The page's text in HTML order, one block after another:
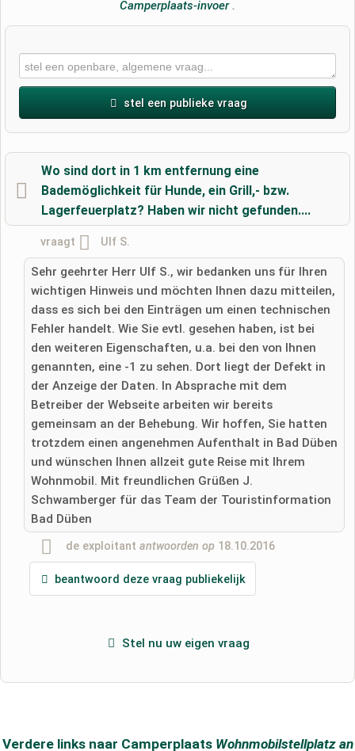
Camperplaats-invoer.
stel een publieke vraag
Achternaam
E-mailadres (wordt niet gepubliceerd)
Ik accepteer hierbij dealgemene voorwaarden.
Ik heb degegevensbeschermingsverklaring gelezen.
stel een publieke vraag Annuleren
Let op: openbare vragen zijnvoor alle bezoekers zichtbaar
Klik hier om een​​individuele vraagte stellen aan de
Camperplaats-invoer
Wo sind dort in 1 km entfernung eine
Bademöglichkeit für Hunde, ein Grill,- bzw.
Lagerfeuerplatz? Haben wir nicht gefunden....
vraagt ​​Ulf S.
Sehr geehrter Herr Ulf S., wir bedanken uns für Ihren
wichtigen Hinweis und möchten Ihnen dazu mitteilen,
dass es sich bei den Einträgen um einen technischen
Fehler handelt. Wie Sie evtl. gesehen haben, ist bei
den weiteren Eigenschaften, u.a. bei den von Ihnen
genannten, eine -1 zu sehen. Dort liegt der Defekt in
der Anzeige der Daten. In Absprache mit dem
Betreiber der Webseite arbeiten wir bereits
gemeinsam an der Behebung. Wir hoffen, Sie hatten
trotzdem einen angenehmen Aufenthalt in Bad Düben
und wünschen Ihnen allzeit gute Reise mit Ihrem
Wohnmobil. Mit freundlichen Grüßen J.
Schwamberger für das Team der Touristinformation
Bad Düben
de exploitant antwoorden op 18.10.2016
beantwoord deze vraag publiekelijk
Stel nu uw eigen vraag
Verdere links naar Camperplaats Wohnmobilstellplatz an